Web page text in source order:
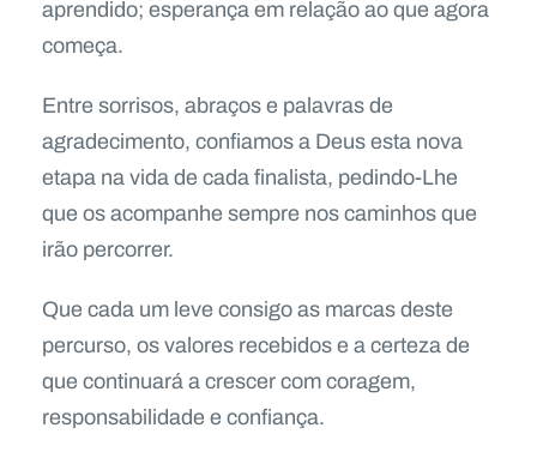
aprendido; esperança em relação ao que agora
começa.
Entre sorrisos, abraços e palavras de
agradecimento, confiamos a Deus esta nova
etapa na vida de cada finalista, pedindo-Lhe
que os acompanhe sempre nos caminhos que
irão percorrer.
Que cada um leve consigo as marcas deste
percurso, os valores recebidos e a certeza de
que continuará a crescer com coragem,
responsabilidade e confiança.